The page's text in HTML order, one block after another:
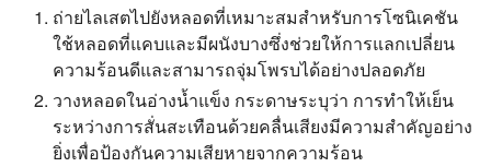
ถ่ายไลเสตไปยังหลอดที่เหมาะสมสำหรับการโซนิเคชัน
ใช้หลอดที่แคบและมีผนังบางซึ่งช่วยให้การแลกเปลี่ยน
ความร้อนดีและสามารถจุ่มโพรบได้อย่างปลอดภัย
วางหลอดในอ่างน้ำแข็ง กระดาษระบุว่า การทำให้เย็น
ระหว่างการสั่นสะเทือนด้วยคลื่นเสียงมีความสำคัญอย่าง
ยิ่งเพื่อป้องกันความเสียหายจากความร้อน